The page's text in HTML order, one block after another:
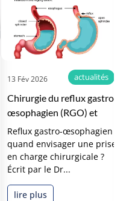
Chirurgie du reflux gastro-
œsophagien (RGO) et
hernie hiatale à
Montpellier
13 Fév 2026 actualités
Reflux gastro-œsophagien :
quand envisager une prise
en charge chirurgicale ?
Écrit par le Dr...
lire plus